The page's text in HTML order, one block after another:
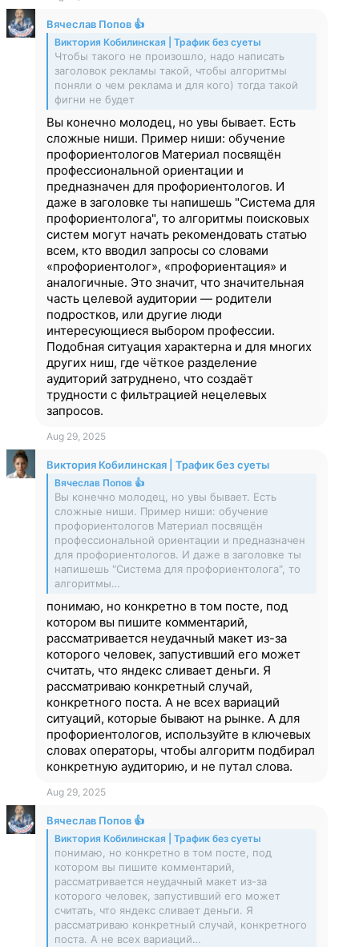
Вячеслав Попов 👍
Виктория Кобилинская | Трафик без суеты
Чтобы такого не произошло, надо написать
заголовок рекламы такой, чтобы алгоритмы
поняли о чем реклама и для кого) тогда такой
фигни не будет
Вы конечно молодец, но увы бывает. Есть
сложные ниши. Пример ниши: обучение
профориентологов Материал посвящён
профессиональной ориентации и
предназначен для профориентологов. И
даже в заголовке ты напишешь "Система для
профориентолога", то алгоритмы поисковых
систем могут начать рекомендовать статью
всем, кто вводил запросы со словами
«профориентолог», «профориентация» и
аналогичные. Это значит, что значительная
часть целевой аудитории — родители
подростков, или другие люди
интересующиеся выбором профессии.
Подобная ситуация характерна и для многих
других ниш, где чёткое разделение
аудиторий затруднено, что создаёт
трудности с фильтрацией нецелевых
запросов.
Aug 29, 2025
Виктория Кобилинская | Трафик без суеты
Вячеслав Попов 👍
Вы конечно молодец, но увы бывает. Есть
сложные ниши. Пример ниши: обучение
профориентологов Материал посвящён
профессиональной ориентации и предназначен
для профориентологов. И даже в заголовке ты
напишешь "Система для профориентолога", то
алгоритмы…
понимаю, но конкретно в том посте, под
котором вы пишите комментарий,
рассматривается неудачный макет из-за
которого человек, запустивший его может
считать, что яндекс сливает деньги. Я
рассматриваю конкретный случай,
конкретного поста. А не всех вариаций
ситуаций, которые бывают на рынке. А для
профориентологов, используйте в ключевых
словах операторы, чтобы алгоритм подбирал
конкретную аудиторию, и не путал слова.
Aug 29, 2025
Вячеслав Попов 👍
Виктория Кобилинская | Трафик без суеты
понимаю, но конкретно в том посте, под
котором вы пишите комментарий,
рассматривается неудачный макет из-за
которого человек, запустивший его может
считать, что яндекс сливает деньги. Я
рассматриваю конкретный случай, конкретного
поста. А не всех вариаций…